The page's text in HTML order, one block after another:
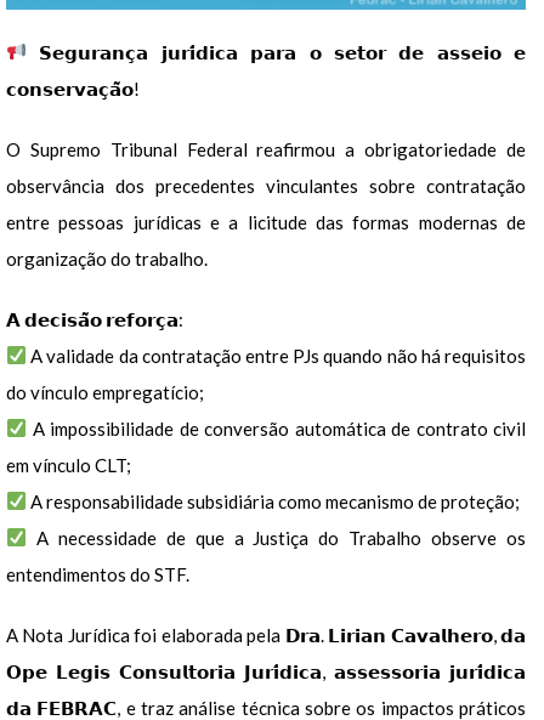
𝗦𝗲𝗴𝘂𝗿𝗮𝗻𝗰̧𝗮 𝗷𝘂𝗿𝗶́𝗱𝗶𝗰𝗮 𝗽𝗮𝗿𝗮 𝗼 𝘀𝗲𝘁𝗼𝗿 𝗱𝗲 𝗮𝘀𝘀𝗲𝗶𝗼 𝗲
𝗰𝗼𝗻𝘀𝗲𝗿𝘃𝗮𝗰̧𝗮̃𝗼!
O Supremo Tribunal Federal reafirmou a obrigatoriedade de
observância dos precedentes vinculantes sobre contratação
entre pessoas jurídicas e a licitude das formas modernas de
organização do trabalho.
𝗔 𝗱𝗲𝗰𝗶𝘀𝗮̃𝗼 𝗿𝗲𝗳𝗼𝗿𝗰̧𝗮:
A validade da contratação entre PJs quando não há requisitos
do vínculo empregatício;
A impossibilidade de conversão automática de contrato civil
em vínculo CLT;
A responsabilidade subsidiária como mecanismo de proteção;
A necessidade de que a Justiça do Trabalho observe os
entendimentos do STF.
A Nota Jurídica foi elaborada pela 𝗗𝗿𝗮. 𝗟𝗶𝗿𝗶𝗮𝗻 𝗖𝗮𝘃𝗮𝗹𝗵𝗲𝗿𝗼, 𝗱𝗮
𝗢𝗽𝗲 𝗟𝗲𝗴𝗶𝘀 𝗖𝗼𝗻𝘀𝘂𝗹𝘁𝗼𝗿𝗶𝗮 𝗝𝘂𝗿𝗶́𝗱𝗶𝗰𝗮, 𝗮𝘀𝘀𝗲𝘀𝘀𝗼𝗿𝗶𝗮 𝗷𝘂𝗿𝗶́𝗱𝗶𝗰𝗮
𝗱𝗮 𝗙𝗘𝗕𝗥𝗔𝗖, e traz análise técnica sobre os impactos práticos